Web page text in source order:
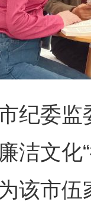
委监
洁文化
该市